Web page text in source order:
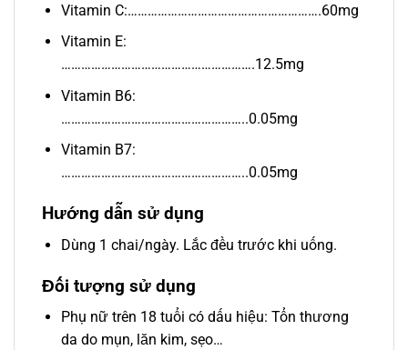
Vitamin C:………………………………………………….60mg
Vitamin E:
………………………………………………….12.5mg
Vitamin B6:
………………………………………………..0.05mg
Vitamin B7:
………………………………………………..0.05mg
Hướng dẫn sử dụng
Dùng 1 chai/ngày. Lắc đều trước khi uống.
Đối tượng sử dụng
Phụ nữ trên 18 tuổi có dấu hiệu: Tổn thương
da do mụn, lăn kim, sẹo…